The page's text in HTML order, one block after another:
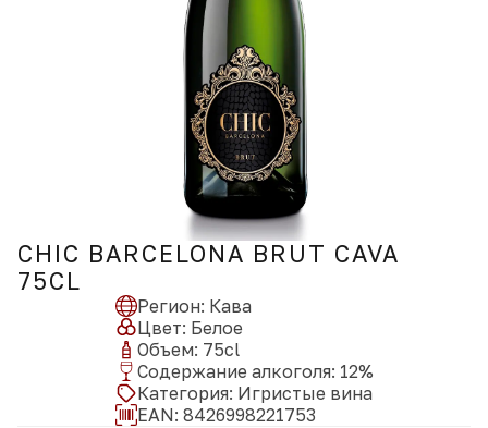
CHIC BARCELONA BRUT CAVA
75CL
Регион: Кава
Цвет: Белое
Объем: 75cl
Содержание алкоголя: 12%
Категория: Игристые вина
EAN: 8426998221753